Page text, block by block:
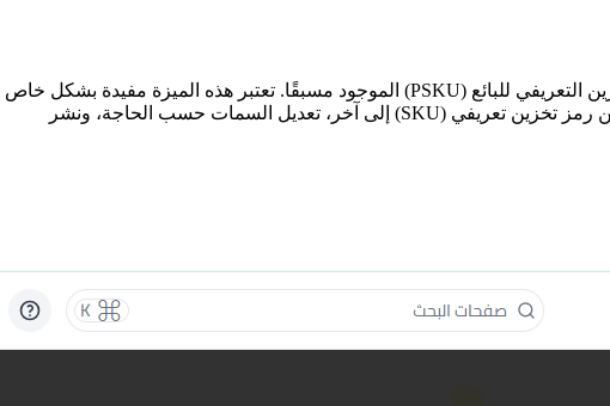
إمكانية إنشاء منتجات متشابهة متعددة بسهولة من خلال تكرار محتوى رمز التخزين التعريفي للبائع (PSKU) الموجود مسبقًا. تعتبر هذه الميزة مفيدة بشكل خاص
عند إنشاء متغيرات، مثل المنتجات بألوان مختلفة، دون الحاجة إلى إعادة إدخال جميع التفاصيل يدويًا. يمكنك نسخ المحتوى بسرعة من رمز تخزين تعريفي (SKU) إلى آخر، تعديل السمات حسب الحاجة، ونشر